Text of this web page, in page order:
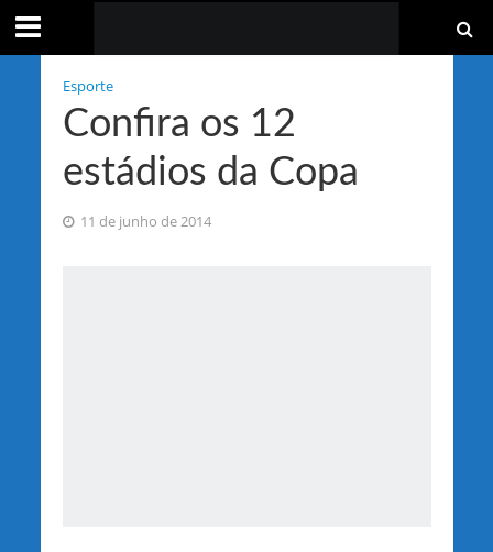
Esporte
Confira os 12
estádios da Copa
11 de junho de 2014